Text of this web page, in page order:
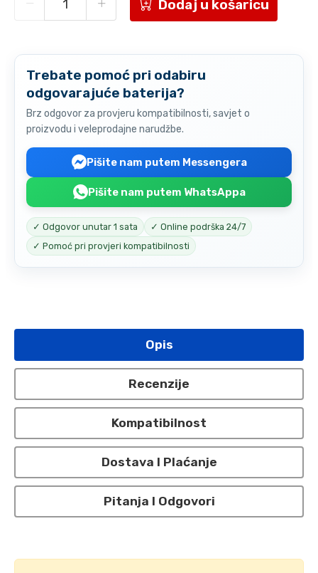
Dodaj u košaricu
Trebate pomoć pri odabiru
odgovarajuće baterija?
Brz odgovor za provjeru kompatibilnosti, savjet o
proizvodu i veleprodajne narudžbe.
Pišite nam putem Messengera
Pišite nam putem WhatsAppa
✓ Odgovor unutar 1 sata
✓ Online podrška 24/7
✓ Pomoć pri provjeri kompatibilnosti
Opis
Recenzije
Kompatibilnost
Dostava I Plaćanje
Pitanja I Odgovori